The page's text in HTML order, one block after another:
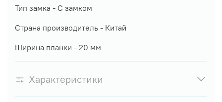
Тип замка - С замком
Страна производитель - Китай
Ширина планки - 20 мм
Характеристики